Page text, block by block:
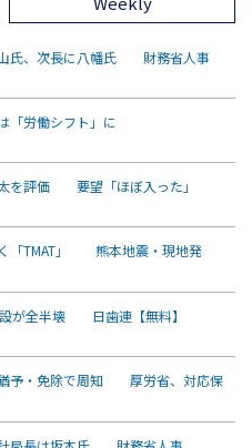
氏、次長に八幡氏 財務省人事
「労働シフト」に
を評価 要望「ほぼ入った」
「TMAT」 熊本地震・現地発
が全半壊 日歯連【無料】
予・免除で周知 厚労省、対応保